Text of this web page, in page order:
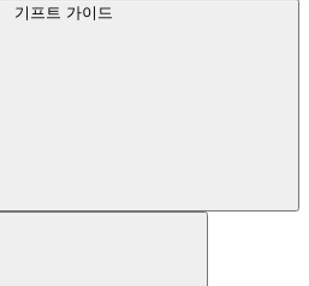
기프트 가이드